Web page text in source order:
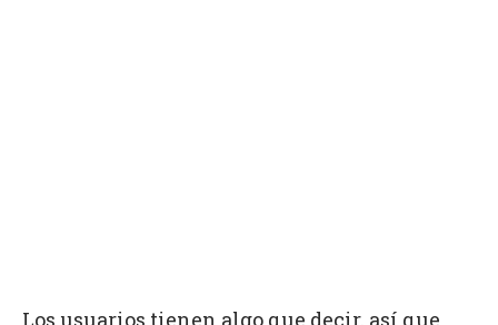
Los usuarios tienen algo que decir, así que